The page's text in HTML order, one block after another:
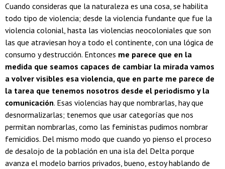
Cuando consideras que la naturaleza es una cosa, se habilita
todo tipo de violencia; desde la violencia fundante que fue la
violencia colonial, hasta las violencias neocoloniales que son
las que atraviesan hoy a todo el continente, con una lógica de
consumo y destrucción. Entonces me parece que en la
medida que seamos capaces de cambiar la mirada vamos
a volver visibles esa violencia, que en parte me parece de
la tarea que tenemos nosotros desde el periodismo y la
comunicación. Esas violencias hay que nombrarlas, hay que
desnormalizarlas; tenemos que usar categorías que nos
permitan nombrarlas, como las feministas pudimos nombrar
femicidios. Del mismo modo que cuando yo pienso el proceso
de desalojo de la población en una isla del Delta porque
avanza el modelo barrios privados, bueno, estoy hablando de